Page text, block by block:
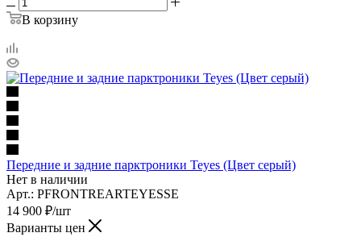
В корзину
Передние и задние парктроники Teyes (Цвет серый)
Нет в наличии
Арт.: PFRONTREARTEYESSE
14 900 ₽/шт
Варианты цен